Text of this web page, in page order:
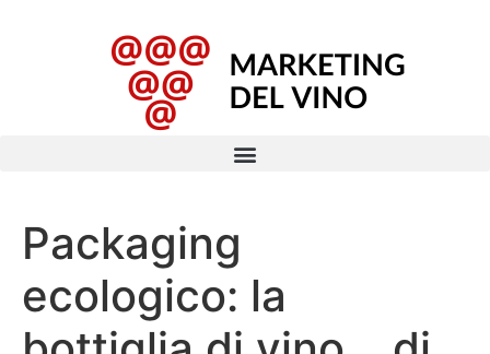
Packaging
ecologico: la